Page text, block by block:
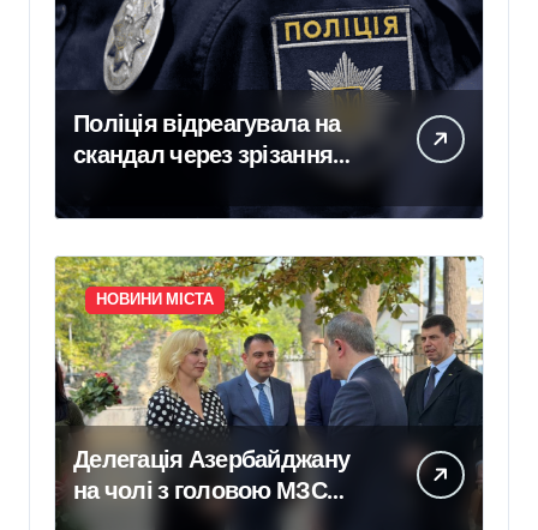
Поліція відреагувала на
скандал через зрізання
Голосіївському районі
НОВИНИ МІСТА
Делегація Азербайджану
на чолі з головою МЗС
відвідала Ірпінь